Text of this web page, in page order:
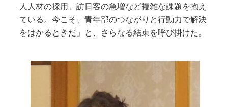
人人材の採用、訪日客の急増など複雑な課題を抱え
ている。今こそ、青年部のつながりと行動力で解決
をはかるときだ」と、さらなる結束を呼び掛けた。